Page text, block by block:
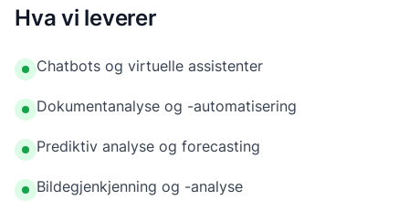
Hva vi leverer
Chatbots og virtuelle assistenter
Dokumentanalyse og -automatisering
Prediktiv analyse og forecasting
Bildegjenkjenning og -analyse